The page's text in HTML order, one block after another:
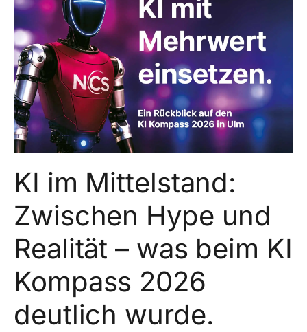
KI im Mittelstand:
Zwischen Hype und
Realität – was beim KI
Kompass 2026
deutlich wurde.